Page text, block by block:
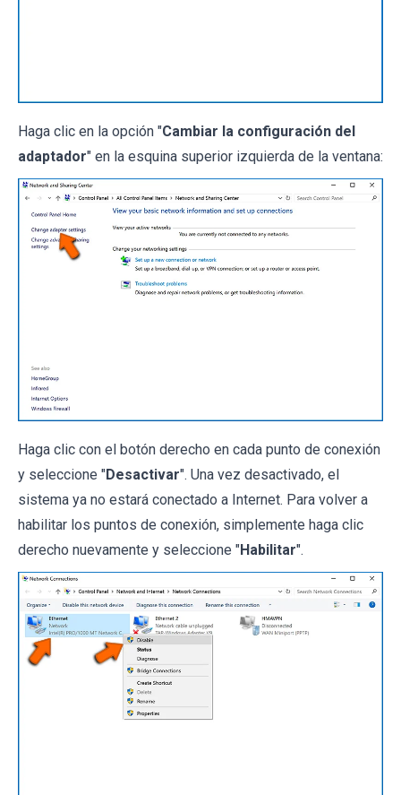
Haga clic en la opción "Cambiar la configuración del
adaptador" en la esquina superior izquierda de la ventana:
Haga clic con el botón derecho en cada punto de conexión
y seleccione "Desactivar". Una vez desactivado, el
sistema ya no estará conectado a Internet. Para volver a
habilitar los puntos de conexión, simplemente haga clic
derecho nuevamente y seleccione "Habilitar".